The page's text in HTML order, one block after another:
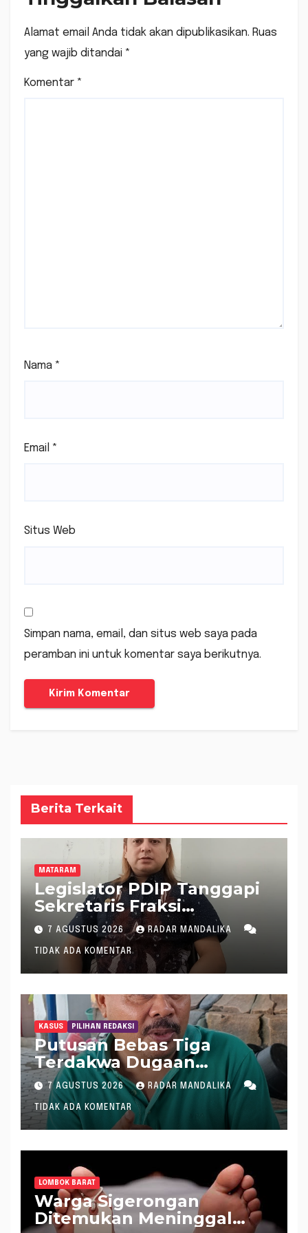
Alamat email Anda tidak akan dipublikasikan. Ruas
yang wajib ditandai *
Komentar *
Nama *
Email *
Situs Web
Simpan nama, email, dan situs web saya pada
peramban ini untuk komentar saya berikutnya.
Berita Terkait
MATARAM
Legislator PDIP Tanggapi
Sekretaris Fraksi
Demokrat : WTP Bukan
Tameng Menolak Audit
Dana Pergeseran BTT Rp
484 Miliar
7 AGUSTUS 2026 RADAR MANDALIKA
TIDAK ADA KOMENTAR
KASUS PILIHAN REDAKSI
Putusan Bebas Tiga
Terdakwa Dugaan
Gratifikasi Dana “Siluman”
DPRD NTB, Najamudin
Sebut Putusan Hakim
Aneh dan Ganjil, Bakal
Lapor Hakim Tipikor
Mataram ke MA
7 AGUSTUS 2026 RADAR MANDALIKA
TIDAK ADA KOMENTAR
LOMBOK BARAT
Warga Sigerongan
Ditemukan Meninggal